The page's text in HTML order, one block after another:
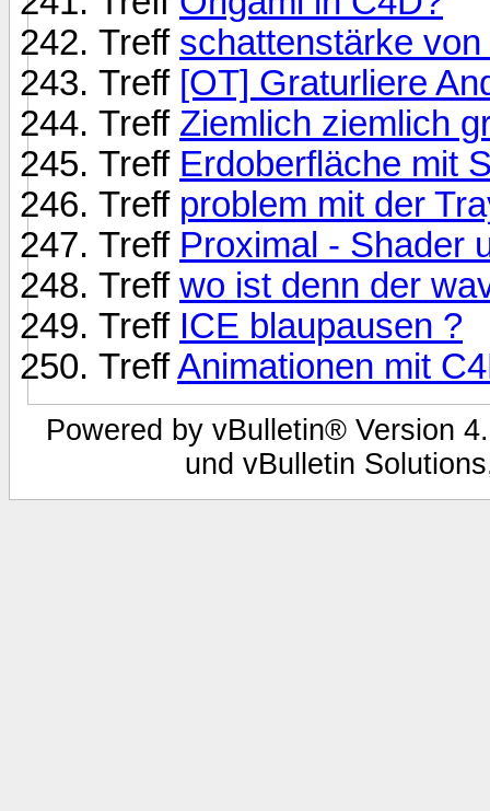
Treff schattenstärke von
Treff [OT] Graturliere
Treff Ziemlich ziemlich
Treff Erdoberfläche mit
Treff problem mit der
Treff Proximal - Shader
Treff wo ist denn der
Treff ICE blaupausen ?
TreffAnimationen mit
Powered by vBulletin® Version
und vBulletin